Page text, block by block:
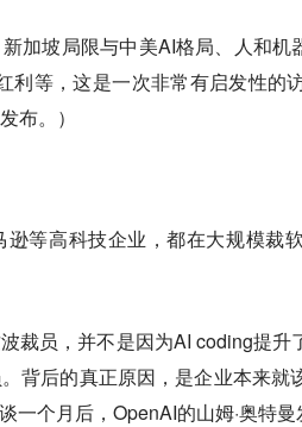
加坡局限与中美AI格局、人和机
利等，这是一次非常有启发性的
布。）
等高科技企业，都在大规模裁
裁员，并不是因为AI coding提升
背后的真正原因，是企业本来就
个月后，OpenAI的山姆·奥特曼